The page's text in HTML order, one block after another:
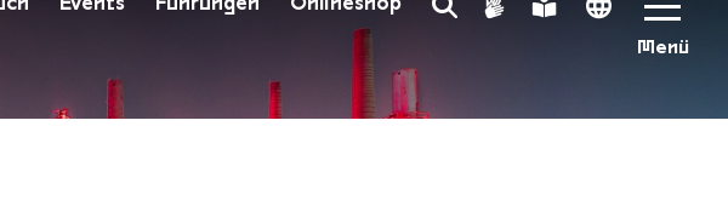
Menü
in Rot
Weltkulturerbe Völklinger Hütte | Oliver Dietze